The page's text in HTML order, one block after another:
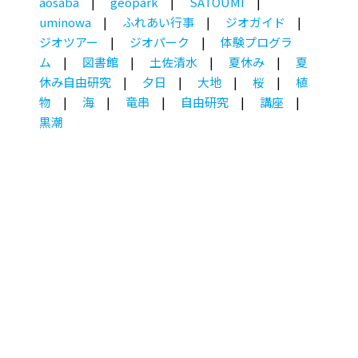
uminowa
ふれあい行事
ジオガイド
ジオツアー
ジオパーク
体験プログラ
ム
図書館 土佐清水 夏休み
夏
休み自由研究
夕日 大地 桜
植
物
海 竜串 自由研究
講座
黒潮